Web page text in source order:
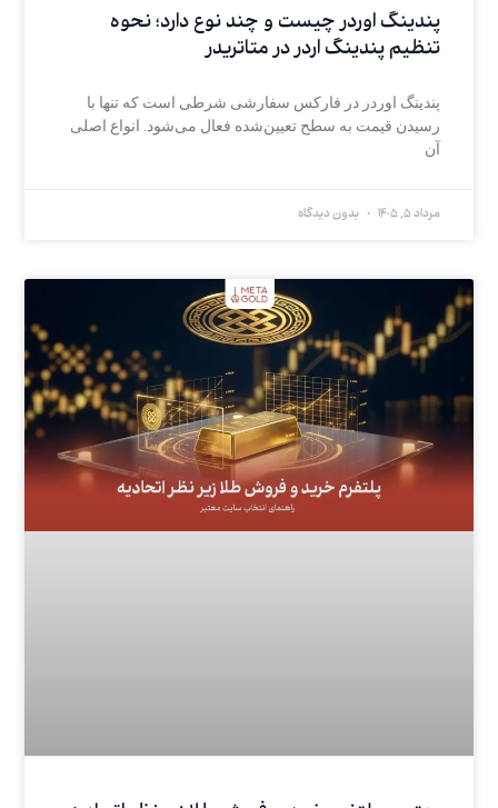
پندینگ اوردر چیست و چند نوع دارد؛ نحوه
تنظیم پندینگ اردر در متاتریدر
پندینگ اوردر در فارکس سفارشی شرطی است که تنها با
رسیدن قیمت به سطح تعیین‌شده فعال می‌شود. انواع اصلی
آن
مرداد 5, 1405 بدون دیدگاه